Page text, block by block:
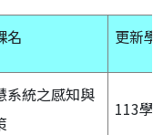
名 更新學
系統之感知與
113學